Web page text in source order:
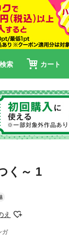
索 カート
く～ 1
え
ガ